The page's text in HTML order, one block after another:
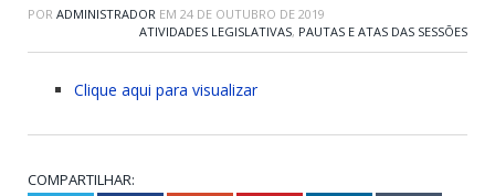
POR ADMINISTRADOR EM 24 DE OUTUBRO DE 2019
ATIVIDADES LEGISLATIVAS, PAUTAS E ATAS DAS SESSÕES
Clique aqui para visualizar
COMPARTILHAR: